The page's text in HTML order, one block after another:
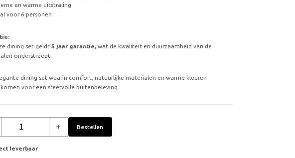
en warme uitstraling
voor 6 personen
dining set geldt5 jaar garantie, wat de kwaliteit en duurzaamheid van de
onderstreept.
dining set waarin comfort, natuurlijke materialen en warme kleuren
voor een sfeervolle buitenbeleving.
+ Bestellen
leverbaar